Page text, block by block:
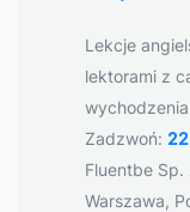
Lekcje
lektorami z
Zadzwoń:
Fluentbe Sp.
Warszawa,